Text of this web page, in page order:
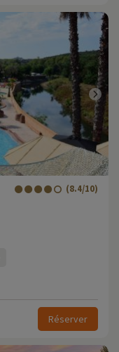
(8.4/10)
Réserver